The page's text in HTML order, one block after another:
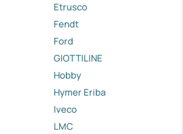
Etrusco
Fendt
Ford
GIOTTILINE
Hobby
Hymer Eriba
Iveco
LMC